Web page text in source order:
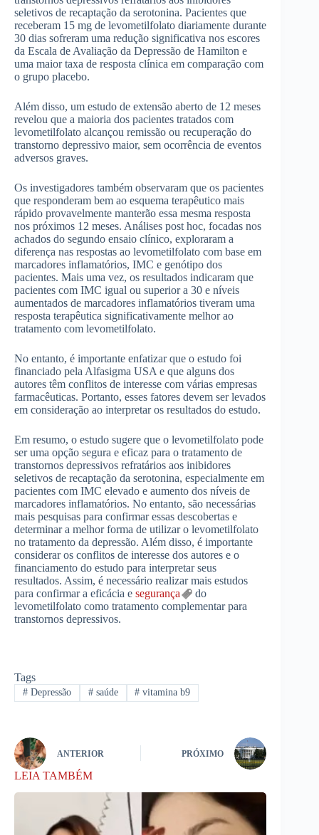
seletivos de recaptação da serotonina. Pacientes que
receberam 15 mg de levometilfolato diariamente durante
30 dias sofreram uma redução significativa nos escores
da Escala de Avaliação da Depressão de Hamilton e
uma maior taxa de resposta clínica em comparação com
o grupo placebo.
Além disso, um estudo de extensão aberto de 12 meses
revelou que a maioria dos pacientes tratados com
levometilfolato alcançou remissão ou recuperação do
transtorno depressivo maior, sem ocorrência de eventos
adversos graves.
Os investigadores também observaram que os pacientes
que responderam bem ao esquema terapêutico mais
rápido provavelmente manterão essa mesma resposta
nos próximos 12 meses. Análises post hoc, focadas nos
achados do segundo ensaio clínico, exploraram a
diferença nas respostas ao levometilfolato com base em
marcadores inflamatórios, IMC e genótipo dos
pacientes. Mais uma vez, os resultados indicaram que
pacientes com IMC igual ou superior a 30 e níveis
aumentados de marcadores inflamatórios tiveram uma
resposta terapêutica significativamente melhor ao
tratamento com levometilfolato.
No entanto, é importante enfatizar que o estudo foi
financiado pela Alfasigma USA e que alguns dos
autores têm conflitos de interesse com várias empresas
farmacêuticas. Portanto, esses fatores devem ser levados
em consideração ao interpretar os resultados do estudo.
Em resumo, o estudo sugere que o levometilfolato pode
ser uma opção segura e eficaz para o tratamento de
transtornos depressivos refratários aos inibidores
seletivos de recaptação da serotonina, especialmente em
pacientes com IMC elevado e aumento dos níveis de
marcadores inflamatórios. No entanto, são necessárias
mais pesquisas para confirmar essas descobertas e
determinar a melhor forma de utilizar o levometilfolato
no tratamento da depressão. Além disso, é importante
considerar os conflitos de interesse dos autores e o
financiamento do estudo para interpretar seus
resultados. Assim, é necessário realizar mais estudos
para confirmar a eficácia e segurança
do
levometilfolato como tratamento complementar para
transtornos depressivos.
Tags
#Depressão #saúde # vitamina b9
ANTERIOR PRÓXIMO
LEIA TAMBÉM